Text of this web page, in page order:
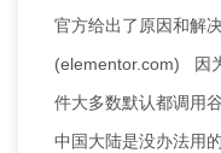
官方给出了原因和解
(elementor.com) 因
件大多数默认都调用
中国大陆是没办法用